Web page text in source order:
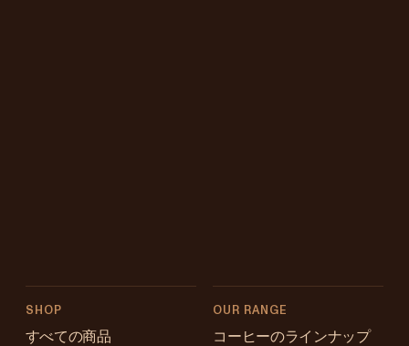
SHOP
すべての商品
OUR RANGE
コーヒーのラインナップ